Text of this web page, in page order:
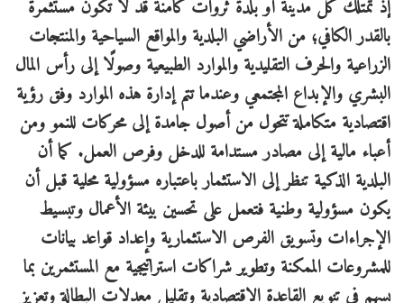
إذ تمتلك كل مدينة أو بلدة ثروات كامنة قد لا تكون مستثمرة
بالقدر الكافي؛ من الأراضي البلدية والمواقع السياحية والمنتجات
الزراعية والحرف التقليدية والموارد الطبيعية وصولًا إلى رأس المال
البشري والإبداع المجتمعي وعندما تتم إدارة هذه الموارد وفق رؤية
اقتصادية متكاملة تتحول من أصول جامدة إلى محركات للنمو ومن
أعباء مالية إلى مصادر مستدامة للدخل وفرص العمل. كما أن
البلدية الذكية تنظر إلى الاستثمار باعتباره مسؤولية محلية قبل أن
يكون مسؤولية وطنية فتعمل على تحسين بيئة الأعمال وتبسيط
الإجراءات وتسويق الفرص الاستثمارية وإعداد قواعد بيانات
للمشروعات الممكنة وتطوير شراكات استراتيجية مع المستثمرين بما